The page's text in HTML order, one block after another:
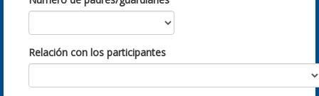
Relación con los participantes